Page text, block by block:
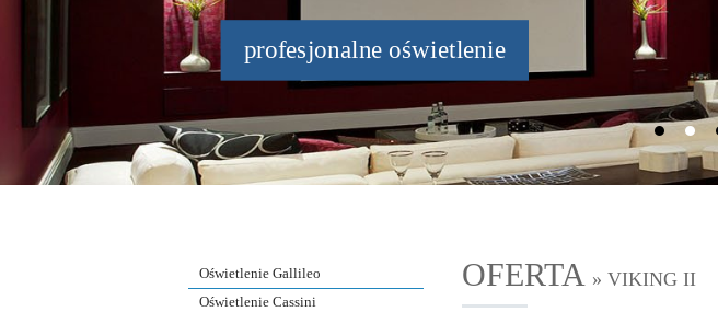
profesjonalne oświetlenie
Oświetlenie Gallileo
Oświetlenie Cassini
OFERTA » VIKING II